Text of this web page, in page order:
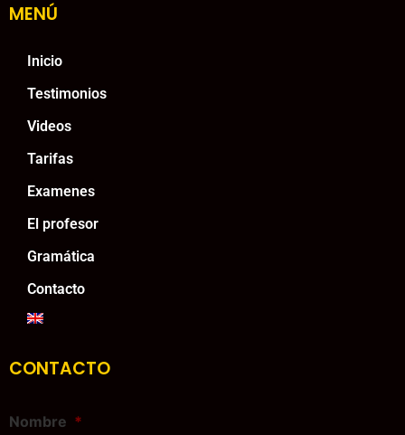
MENÚ
Inicio
Testimonios
Videos
Tarifas
Examenes
El profesor
Gramática
Contacto
CONTACTO
Nombre *